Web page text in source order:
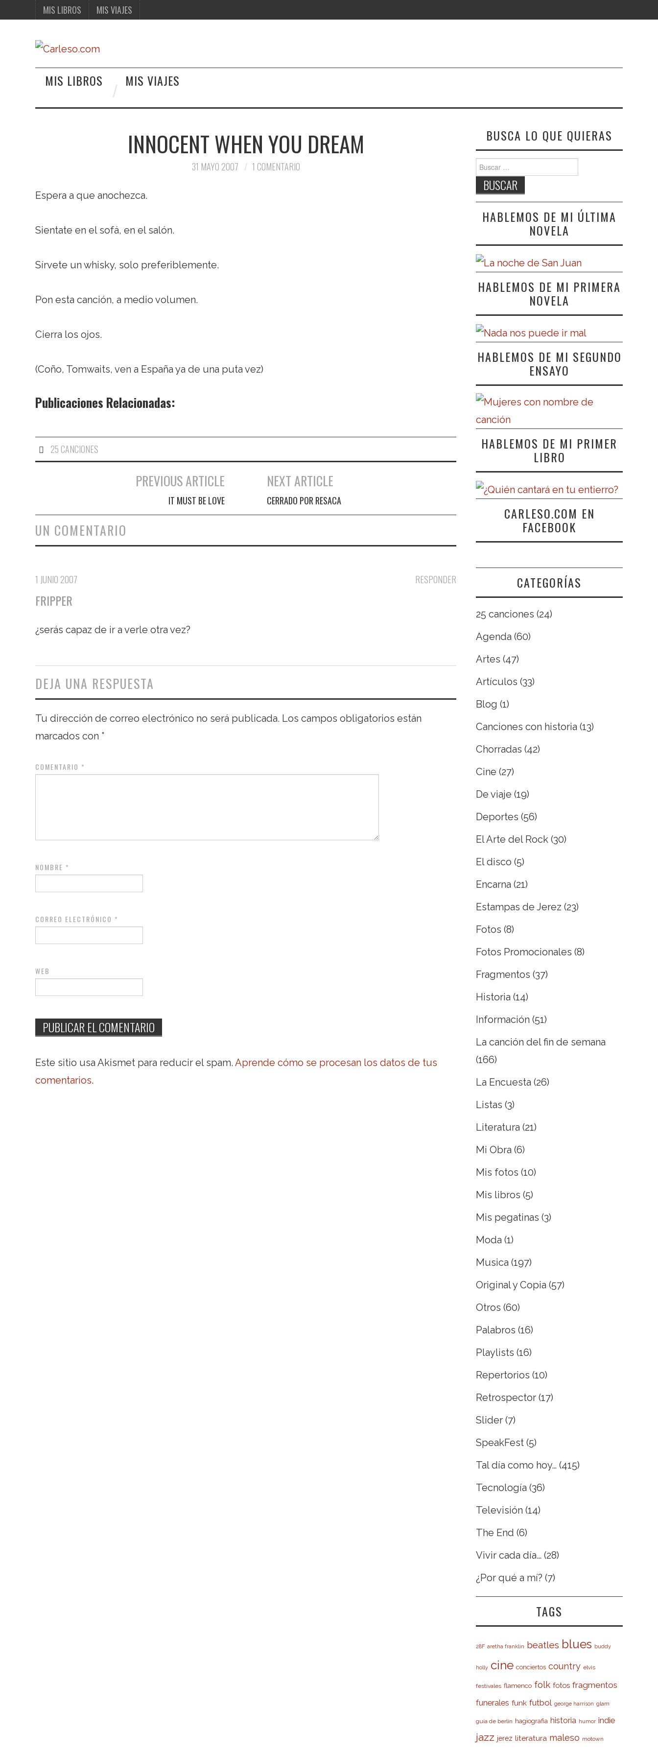
MIS LIBROS MIS VIAJES
MIS LIBROS MIS VIAJES
INNOCENT WHEN YOU DREAM
31 MAYO 2007 1 COMENTARIO
Espera a que anochezca.
Sientate en el sofá, en el salón.
Sírvete un whisky, solo preferiblemente.
Pon esta canción, a medio volumen.
Cierra los ojos.
(Coño, Tomwaits, ven a España ya de una puta vez)
Publicaciones Relacionadas:
25 CANCIONES
Navegación de entradas
PREVIOUS ARTICLE
IT MUST BE LOVE
NEXT ARTICLE
CERRADO POR RESACA
UN COMENTARIO
RESPONDER
1 JUNIO 2007
FRIPPER
¿serás capaz de ir a verle otra vez?
DEJA UNA RESPUESTA
Tu dirección de correo electrónico no será publicada. Los campos obligatorios están
marcados con *
COMENTARIO *
NOMBRE *
CORREO ELECTRÓNICO *
WEB
Este sitio usa Akismet para reducir el spam. Aprende cómo se procesan los datos de tus
comentarios.
BUSCA LO QUE QUIERAS
Buscar:
HABLEMOS DE MI ÚLTIMA
NOVELA
HABLEMOS DE MI PRIMERA
NOVELA
HABLEMOS DE MI SEGUNDO
ENSAYO
HABLEMOS DE MI PRIMER
LIBRO
CARLESO.COM EN
FACEBOOK
CATEGORÍAS
25 canciones (24)
Agenda (60)
Artes (47)
Artículos (33)
Blog (1)
Canciones con historia (13)
Chorradas (42)
Cine (27)
De viaje (19)
Deportes (56)
El Arte del Rock (30)
El disco (5)
Encarna (21)
Estampas de Jerez (23)
Fotos (8)
Fotos Promocionales (8)
Fragmentos (37)
Historia (14)
Información (51)
La canción del fin de semana
(166)
La Encuesta (26)
Listas (3)
Literatura (21)
Mi Obra (6)
Mis fotos (10)
Mis libros (5)
Mis pegatinas (3)
Moda (1)
Musica (197)
Original y Copia (57)
Otros (60)
Palabros (16)
Playlists (16)
Repertorios (10)
Retrospector (17)
Slider (7)
SpeakFest (5)
Tal día como hoy… (415)
Tecnología (36)
Televisión (14)
The End (6)
Vivir cada día… (28)
¿Por qué a mí? (7)
TAGS
28F aretha franklin beatles blues buddy
holly cine conciertos country elvis
festivales flamenco folk fotos fragmentos
funerales funk futbol george harrison glam
guía de berlín hagiografia historia humor indie
jazz jerez literatura maleso motown